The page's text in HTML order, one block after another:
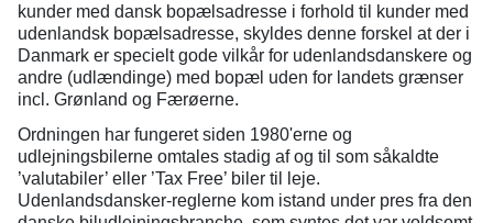
kunder med dansk bopælsadresse i forhold til kunder med
udenlandsk bopælsadresse, skyldes denne forskel at der i
Danmark er specielt gode vilkår for udenlandsdanskere og
andre (udlændinge) med bopæl uden for landets grænser
incl. Grønland og Færøerne.
Ordningen har fungeret siden 1980'erne og
udlejningsbilerne omtales stadig af og til som såkaldte
’valutabiler’ eller ’Tax Free’ biler til leje.
Udenlandsdansker-reglerne kom istand under pres fra den